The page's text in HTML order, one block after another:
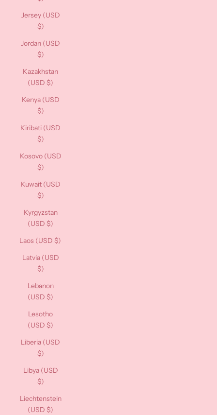
Jersey (USD
$)
Jordan (USD
$)
Kazakhstan
(USD $)
Kenya (USD
$)
Kiribati (USD
$)
Kosovo (USD
$)
Kuwait (USD
$)
Kyrgyzstan
(USD $)
Laos (USD $)
Latvia (USD
$)
Lebanon
(USD $)
Lesotho
(USD $)
Liberia (USD
$)
Libya (USD
$)
Liechtenstein
(USD $)